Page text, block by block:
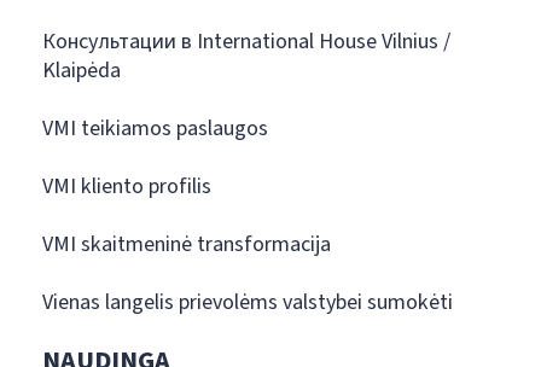
Консультации в International House Vilnius /
Klaipėda
VMI teikiamos paslaugos
VMI kliento profilis
VMI skaitmeninė transformacija
Vienas langelis prievolėms valstybei sumokėti